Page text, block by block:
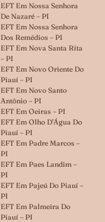
EFT Em Nossa Senhora
De Nazaré – PI
EFT Em Nossa Senhora
Dos Remédios – PI
EFT Em Nova Santa Rita
– PI
EFT Em Novo Oriente Do
Piauí – PI
EFT Em Novo Santo
Antônio – PI
EFT Em Oeiras – PI
EFT Em Olho D’Água Do
Piauí – PI
EFT Em Padre Marcos –
PI
EFT Em Paes Landim –
PI
EFT Em Pajeú Do Piauí –
PI
EFT Em Palmeira Do
Piauí – PI